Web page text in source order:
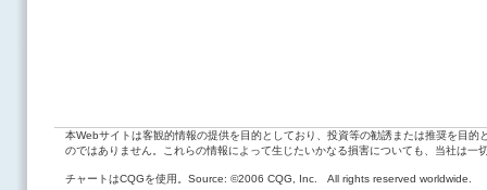
本Webサイトは客観的情報の提供を目的としており、投資等の勧誘または推奨を目
のではありません。これらの情報によって生じたいかなる損害についても、当社は一
チャートはCQGを使用。Source: ©2006 CQG, Inc. All rights reserved worldwide.